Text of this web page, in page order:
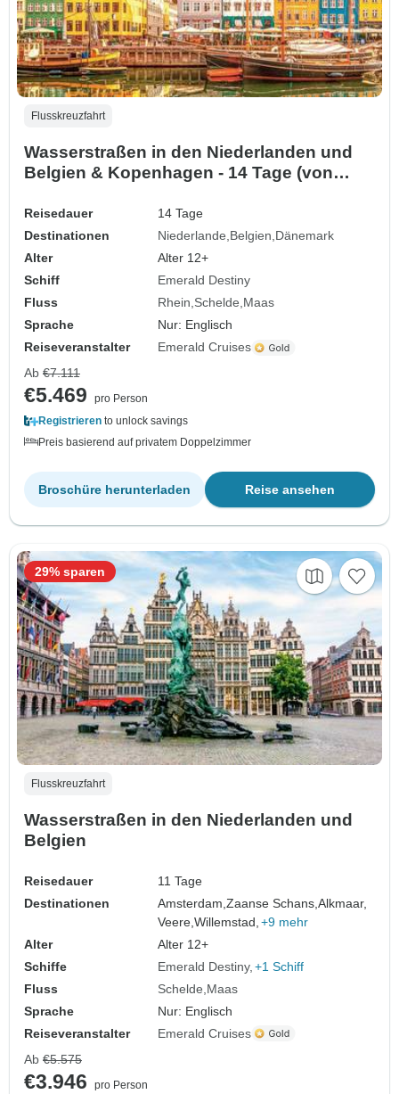
Flusskreuzfahrt
Wasserstraßen in den Niederlanden und
Belgien & Kopenhagen - 14 Tage (von
Reisedauer
14 Tage
Destinationen
Niederlande Belgien Dänemark
Alter
Alter 12+
Schiff
Emerald Destiny
Fluss
Rhein Schelde Maas
Sprache
Nur: Englisch
Reiseveranstalter
Emerald Cruises
Ab €7.111
€5.469
pro Person
Registrieren to unlock savings
Preis basierend auf privatem Doppelzimmer
Reise ansehen
Broschüre herunterladen
Flusskreuzfahrt
Wasserstraßen in den Niederlanden und
Belgien
Reisedauer
11 Tage
Destinationen
Amsterdam,Zaanse Schans,Alkmaar,
Veere,Willemstad, +9 mehr
Alter
Alter 12+
Schiffe
Emerald Destiny +1 Schiff
Fluss
Schelde Maas
Sprache
Nur: Englisch
Reiseveranstalter
Emerald Cruises
29% sparen
Ab €5.575
€3.946
pro Person